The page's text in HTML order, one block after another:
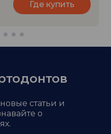
Где купить
статьи и
о